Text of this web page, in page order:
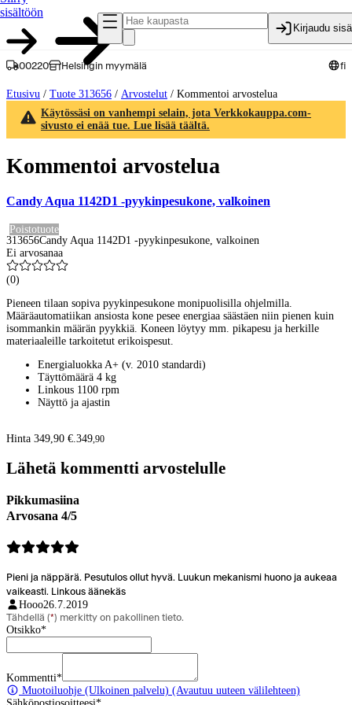
sisältöön
Kirjaudu
00220 Helsingin myymälä fi
Etusivu / Tuote 313656 / Arvostelut / Kommentoi arvostelua
Käytössäsi on vanhempi selain, jota Verkkokauppa.com-
sivusto ei enää tue. Lue lisää täältä.
Kommentoi arvostelua
Candy Aqua 1142D1 -pyykinpesukone, valkoinen
Poistotuote
313656Candy Aqua 1142D1 -pyykinpesukone, valkoinen
Ei arvosanaa
(0)
Pieneen tilaan sopiva pyykinpesukone monipuolisilla ohjelmilla.
Määräautomatiikan ansiosta kone pesee energiaa säästäen niin pienen kuin
isommankin määrän pyykkiä. Koneen löytyy mm. pikapesu ja herkille
materiaaleille tarkoitetut erikoispesut.
Energialuokka A+ (v. 2010 standardi)
Täyttömäärä 4 kg
Linkous 1100 rpm
Näyttö ja ajastin
Hinta 349,90 €. 349,90
Lähetä kommentti arvostelulle
Pikkumasiina
Arvosana 4/5
Pieni ja näppärä. Pesutulos ollut hyvä. Luukun mekanismi huono ja aukeaa
vaikeasti. Linkous äänekäs
Hooo26.7.2019
Tähdellä (*) merkitty on pakollinen tieto.
Otsikko*
Kommentti*
Muotoiluohje (Ulkoinen palvelu) (Avautuu uuteen välilehteen)